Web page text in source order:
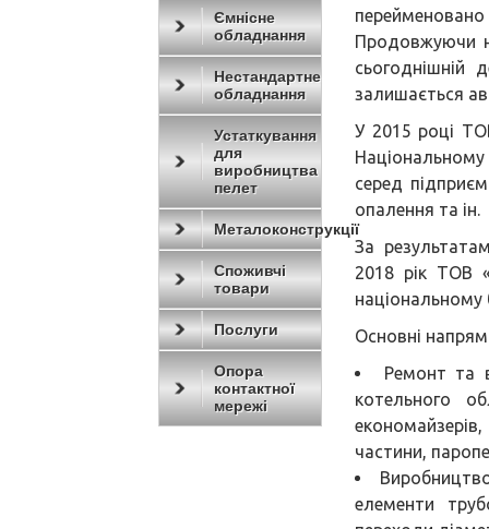
Ємнісне
обладнання
Нестандартне
обладнання
Устаткування
для
виробництва
пелет
Металоконструкції
Споживчі
товари
Послуги
Опора
контактної
мережі
Продовжуючи
сьогоднішній
залишається
У 2015 році
Національному
серед
опалення та ін.
За
2018 рік ТОВ
національному
Основні
Ремонт та
котельного
частини,
елементи